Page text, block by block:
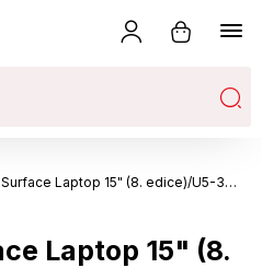
Microsoft Surface Laptop 15" (8. edice)/U5-335/15"/3270x2180/T/16GB/512GB/Intel int/W11P/Platinum/2R
Laptop 15" (8.